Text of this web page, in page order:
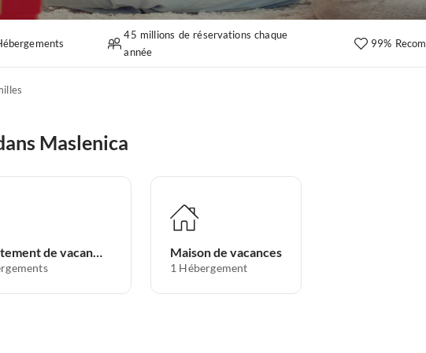
45 millions de réservations chaque
année
99%
Maslenica
Appartement de vacances Maison de vacances
1 Hébergement